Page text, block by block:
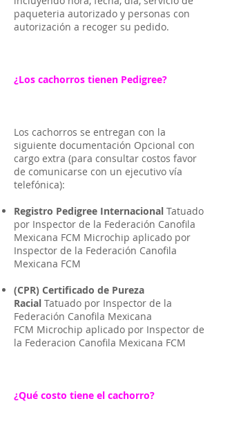
paqueteria autorizado y personas con
autorización a recoger su pedido.
¿Los cachorros tienen Pedigree?
Los cachorros se entregan con la
siguiente documentación Opcional con
cargo extra (para consultar costos favor
de comunicarse con un ejecutivo vía
telefónica):
Registro Pedigree Internacional Tatuado
por Inspector de la Federación Canofila
Mexicana FCM Microchip aplicado por
Inspector de la Federación Canofila
Mexicana FCM
(CPR) Certificado de Pureza
Racial Tatuado por Inspector de la
Federación Canofila Mexicana
FCM Microchip aplicado por Inspector de
la Federacion Canofila Mexicana FCM
¿Qué costo tiene el cachorro?